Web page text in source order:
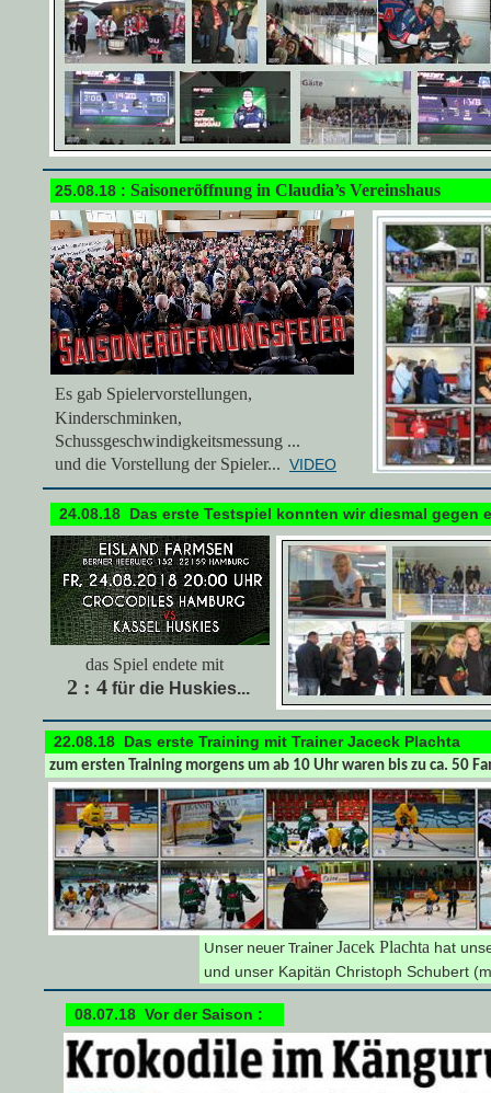
25.08.18 : Saisoneröffnung in Claudia’s Vereinshaus
Es gab Spielervorstellungen,
Kinderschminken,
Schussgeschwindigkeitsmessung ...
und die Vorstellung der Spieler... VIDEO
24.08.18 Das erste Testspiel konnten wir diesmal gegen
das Spiel endete mit
2 : 4 für die Huskies...
22.08.18 Das erste Training mit Trainer Jaceck Plachta
zum ersten Training morgens um ab 10 Uhr waren bis zu ca. 50
Unser neuer Trainer Jacek Plachta hat
und unser Kapitän Christoph Schubert
08.07.18 Vor der Saison :